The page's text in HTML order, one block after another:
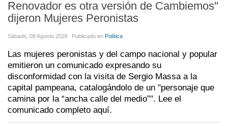
Renovador es otra versión de Cambiemos"
dijeron Mujeres Peronistas
Sábado, 08 Agosto 2026 Publicado en Política
Las mujeres peronistas y del campo nacional y popular
emitieron un comunicado expresando su
disconformidad con la visita de Sergio Massa a la
capital pampeana, catalogándolo de un "personaje que
camina por la “ancha calle del medio”". Lee el
comunicado completo aquí.